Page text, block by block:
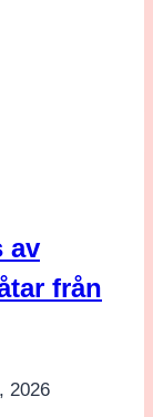
av
från
2026